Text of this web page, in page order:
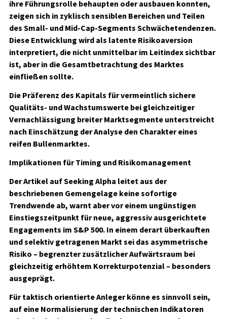
ihre Führungsrolle behaupten oder ausbauen konnten,
zeigen sich in zyklisch sensiblen Bereichen und Teilen
des Small- und Mid-Cap-Segments Schwächetendenzen.
Diese Entwicklung wird als latente Risikoaversion
interpretiert, die nicht unmittelbar im Leitindex sichtbar
ist, aber in die Gesamtbetrachtung des Marktes
einfließen sollte.
Die Präferenz des Kapitals für vermeintlich sichere
Qualitäts- und Wachstumswerte bei gleichzeitiger
Vernachlässigung breiter Marktsegmente unterstreicht
nach Einschätzung der Analyse den Charakter eines
reifen Bullenmarktes.
Implikationen für Timing und Risikomanagement
Der Artikel auf Seeking Alpha leitet aus der
beschriebenen Gemengelage keine sofortige
Trendwende ab, warnt aber vor einem ungünstigen
Einstiegszeitpunkt für neue, aggressiv ausgerichtete
Engagements im S&P 500. In einem derart überkauften
und selektiv getragenen Markt sei das asymmetrische
Risiko – begrenzter zusätzlicher Aufwärtsraum bei
gleichzeitig erhöhtem Korrekturpotenzial – besonders
ausgeprägt.
Für taktisch orientierte Anleger könne es sinnvoll sein,
auf eine Normalisierung der technischen Indikatoren